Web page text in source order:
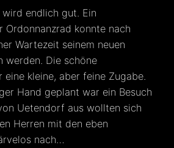
endlich gut. Ein
Ordonnanzrad konnte nach
Wartezeit seinem neuen
werden. Die schöne
eine kleine, aber feine Zugabe.
Hand geplant war ein Besuch
Uetendorf aus wollten sich
Herren mit den eben
nach…